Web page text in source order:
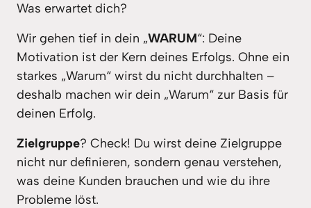
Was erwartet dich?
Wir gehen tief in dein „WARUM“: Deine
Motivation ist der Kern deines Erfolgs. Ohne ein
starkes „Warum“ wirst du nicht durchhalten –
deshalb machen wir dein „Warum“ zur Basis für
deinen Erfolg.
Zielgruppe? Check! Du wirst deine Zielgruppe
nicht nur definieren, sondern genau verstehen,
was deine Kunden brauchen und wie du ihre
Probleme löst.